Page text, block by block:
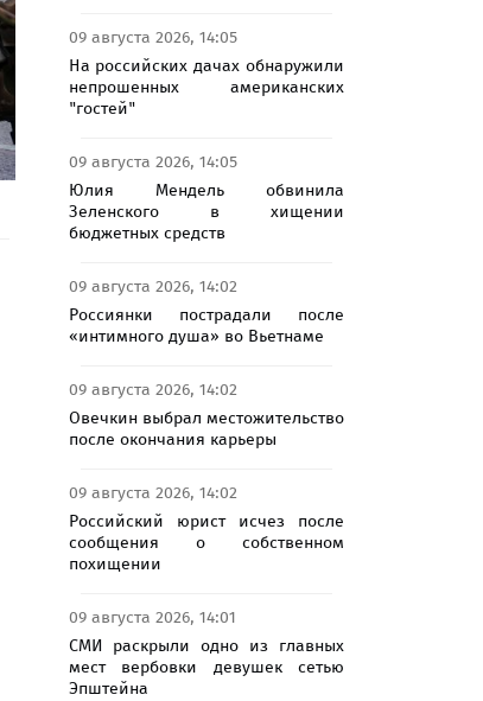
09 августа 2026, 14:05
На российских дачах обнаружили
непрошенных американских
"гостей"
09 августа 2026, 14:05
Юлия Мендель обвинила
Зеленского в хищении
бюджетных средств
09 августа 2026, 14:02
Россиянки пострадали после
«интимного душа» во Вьетнаме
09 августа 2026, 14:02
Овечкин выбрал местожительство
после окончания карьеры
09 августа 2026, 14:02
Российский юрист исчез после
сообщения о собственном
похищении
09 августа 2026, 14:01
СМИ раскрыли одно из главных
мест вербовки девушек сетью
Эпштейна